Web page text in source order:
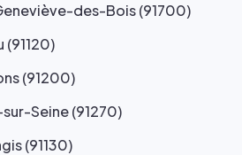
des-Bois (91700)
(91120)
(91200)
Seine (91270)
(91130)